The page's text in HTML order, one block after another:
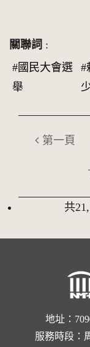
關聯詞 :
#國民大會選
舉
#
第一頁
共
地址：
服務時段：